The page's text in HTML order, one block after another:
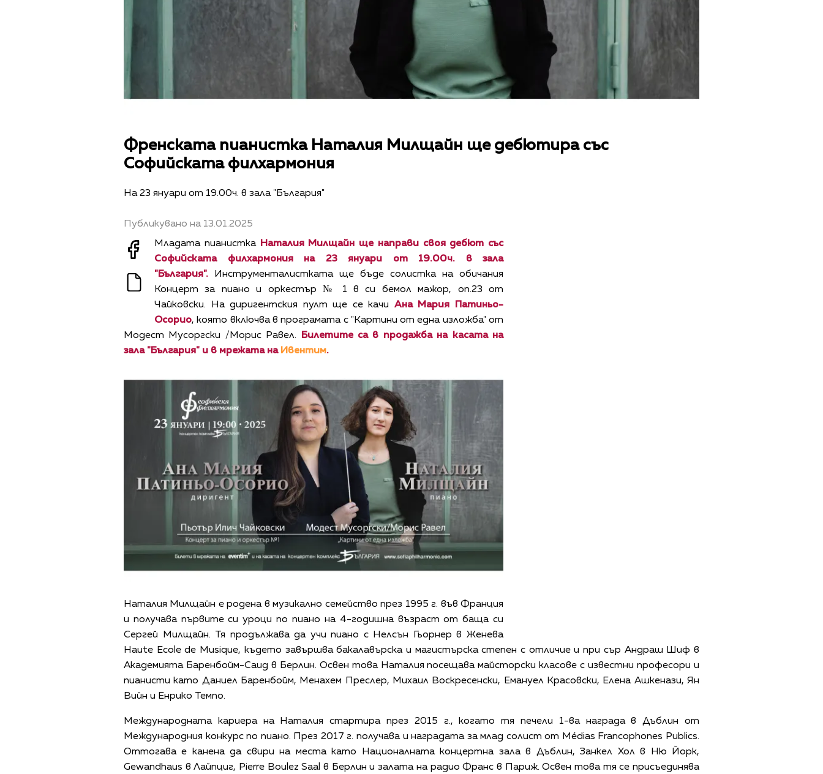
Френската пианистка Наталия Милщайн ще дебютира със
Софийската филхармония
На 23 януари от 19.00ч. в зала "България"
Публикувано на 13.01.2025
Младата пианистка Наталия Милщайн ще направи своя дебют със
Софийската филхармония на 23 януари от 19.00ч. в зала
"България".
Инструменталистката ще бъде солистка на обичания
Концерт за пиано и оркестър № 1 в си бемол мажор, оп.23 от
Чайковски. На диригентския пулт ще се качи Ана Мария Патиньо-
Осорио, която включва в програмата с "Картини от една изложба" от
Модест Мусоргски /Морис Равел.
Билетите са в продажба на касата на
зала "България" и в мрежата на Ивентим.
Наталия Милщайн е родена в музикално семейство през 1995 г. във Франция
и получава първите си уроци по пиано на 4-годишна възраст от баща си
Сергей Милщайн. Тя продължaва да учи пиано с Нелсън Гьорнер в Женева
Haute Ecole de Musique, където завършва бакалавърска и магистърска степен с отличие и при сър Андраш Шиф в
Академията Баренбойм-Саид в Берлин. Освен това Наталия посещава майсторски класове с известни професори и
пианисти като Даниел Баренбойм, Менахем Преслер, Михаил Воскресенски, Емануел Красовски, Елена Ашкенази, Ян
Вийн и Енрико Темпо.
Международната кариера на Наталия стартира през 2015 г., когато тя печели 1-ва награда в Дъблин от
Международния конкурс по пиано. През 2017 г. получава и наградата за млад солист от Médias Francophones Publics.
Оттогава е канена да свири на места като Националната концертна зала в Дъблин, Занкел Хол в Ню Йорк,
Gewandhaus в Лайпциг, Pierre Boulez Saal в Берлин и залата на радио Франс в Париж. Освен това тя се присъединява